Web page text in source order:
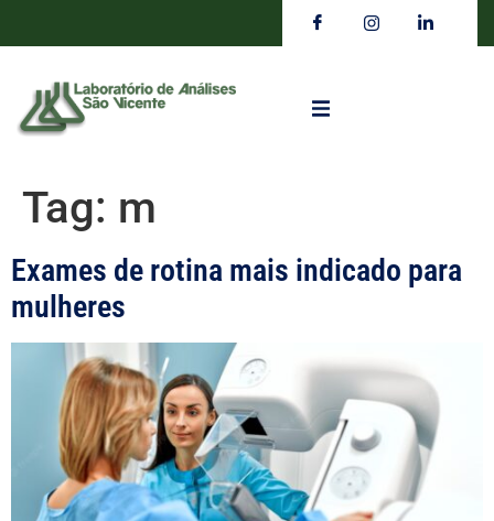
Tag: m
Exames de rotina mais indicado para
mulheres